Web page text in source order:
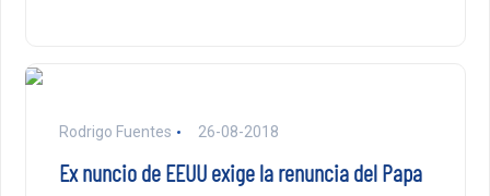
Rodrigo Fuentes 26-08-2018
Ex nuncio de EEUU exige la renuncia del Papa